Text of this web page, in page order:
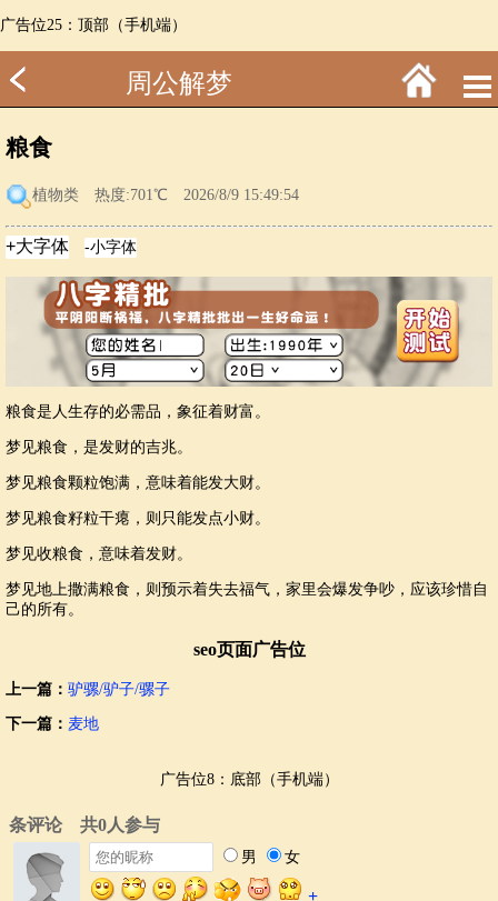
广告位25：顶部（手机端）
周公解梦
粮食
植物类 热度:701℃ 2026/8/9 15:49:54
粮食是人生存的必需品，象征着财富。
梦见粮食，是发财的吉兆。
梦见粮食颗粒饱满，意味着能发大财。
梦见粮食籽粒干瘪，则只能发点小财。
梦见收粮食，意味着发财。
梦见地上撒满粮食，则预示着失去福气，家里会爆发争吵，应该珍惜自
己的所有。
seo页面广告位
上一篇： 驴骡/驴子/骡子
下一篇： 麦地
广告位8：底部（手机端）